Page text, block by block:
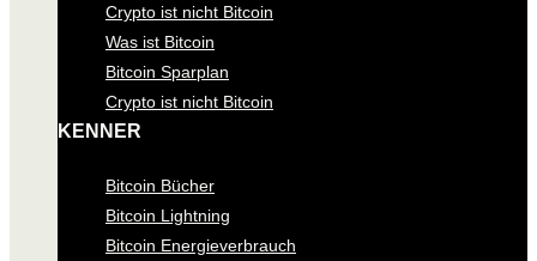
Crypto ist nicht Bitcoin
Was ist Bitcoin
Bitcoin Sparplan
Crypto ist nicht Bitcoin
KENNER
Bitcoin Bücher
Bitcoin Lightning
Bitcoin Energieverbrauch